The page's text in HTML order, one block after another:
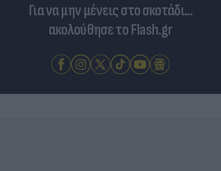
Για να μην μένεις στο σκοτάδι...
ακολούθησε το Flash.gr